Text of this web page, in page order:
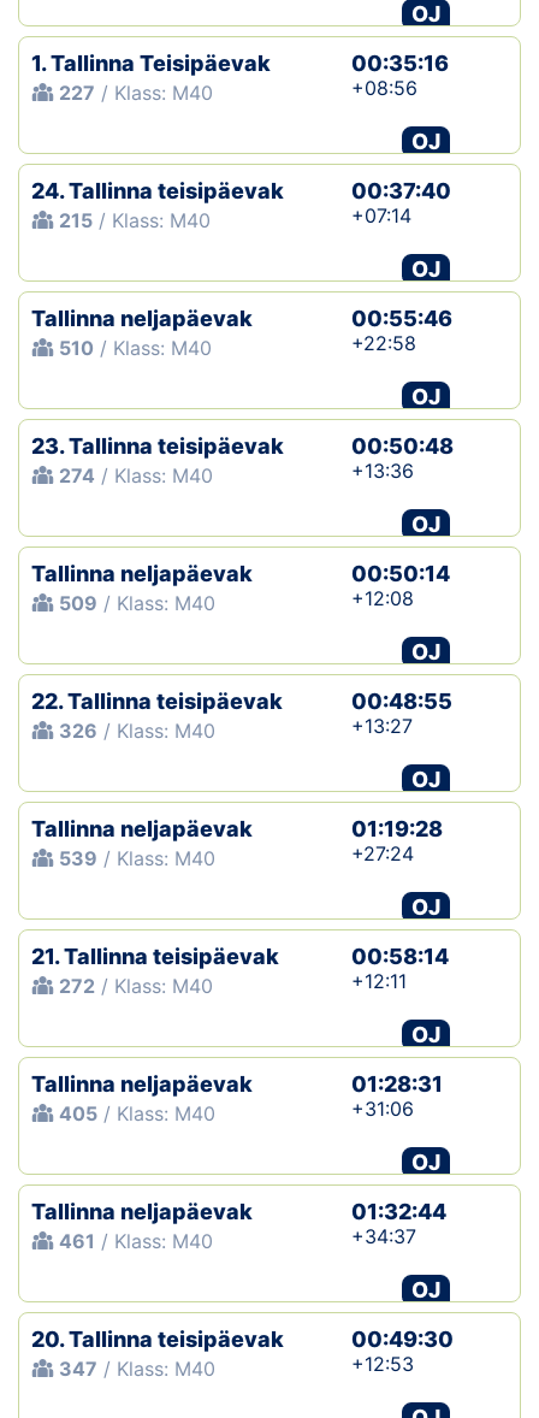
OJ
1. Tallinna Teisipäevak
227 / Klass: M40
00:35:16
+08:56
OJ
24. Tallinna teisipäevak
215 / Klass: M40
00:37:40
+07:14
OJ
Tallinna neljapäevak
510 / Klass: M40
00:55:46
+22:58
OJ
23. Tallinna teisipäevak
274 / Klass: M40
00:50:48
+13:36
OJ
Tallinna neljapäevak
509 / Klass: M40
00:50:14
+12:08
OJ
22. Tallinna teisipäevak
326 / Klass: M40
00:48:55
+13:27
OJ
Tallinna neljapäevak
539 / Klass: M40
01:19:28
+27:24
OJ
21. Tallinna teisipäevak
272 / Klass: M40
00:58:14
+12:11
OJ
Tallinna neljapäevak
405 / Klass: M40
01:28:31
+31:06
OJ
Tallinna neljapäevak
461 / Klass: M40
01:32:44
+34:37
OJ
20. Tallinna teisipäevak
347 / Klass: M40
00:49:30
+12:53